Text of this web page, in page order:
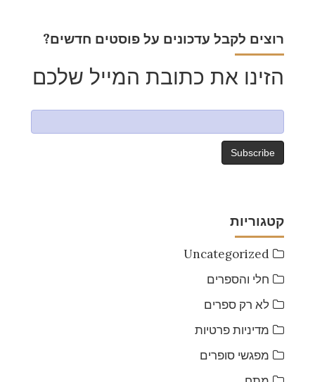
?רוצים לקבל עדכונים על פוסטים חדשים
הזינו את כתובת המייל שלכם
קטגוריות
Uncategorized
חלי והספרים
לא רק ספרים
מדיניות פרטיות
מפגשי סופרים